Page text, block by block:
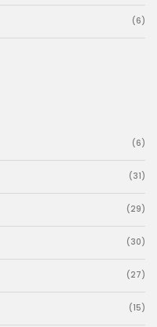
(6)
(6)
(31)
(29)
(30)
(27)
(15)